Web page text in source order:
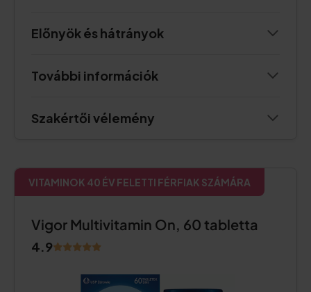
Előnyök és hátrányok
További információk
Szakértői vélemény
VITAMINOK 40 ÉV FELETTI FÉRFIAK SZÁMÁRA
Vigor Multivitamin On, 60 tabletta
4.9